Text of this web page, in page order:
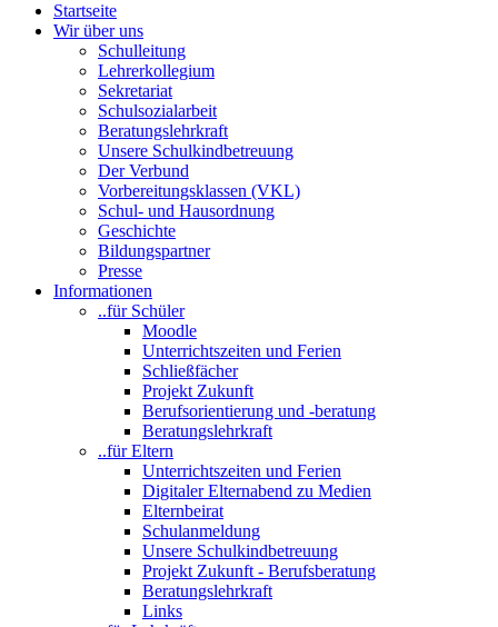
Startseite
Wir über uns
Schulleitung
Lehrerkollegium
Sekretariat
Schulsozialarbeit
Beratungslehrkraft
Unsere Schulkindbetreuung
Der Verbund
Vorbereitungsklassen (VKL)
Schul- und Hausordnung
Geschichte
Bildungspartner
Presse
Informationen
..für Schüler
Moodle
Unterrichtszeiten und Ferien
Schließfächer
Projekt Zukunft
Berufsorientierung und -beratung
Beratungslehrkraft
..für Eltern
Unterrichtszeiten und Ferien
Digitaler Elternabend zu Medien
Elternbeirat
Schulanmeldung
Unsere Schulkindbetreuung
Projekt Zukunft - Berufsberatung
Beratungslehrkraft
Links